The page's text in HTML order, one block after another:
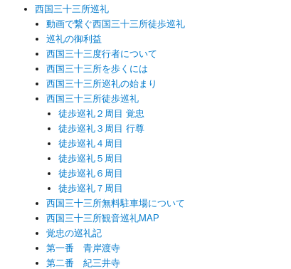
西国三十三所巡礼
動画で繋ぐ西国三十三所徒歩巡礼
巡礼の御利益
西国三十三度行者について
西国三十三所を歩くには
西国三十三所巡礼の始まり
西国三十三所徒歩巡礼
徒歩巡礼２周目 覚忠
徒歩巡礼３周目 行尊
徒歩巡礼４周目
徒歩巡礼５周目
徒歩巡礼６周目
徒歩巡礼７周目
西国三十三所無料駐車場について
西国三十三所観音巡礼MAP
覚忠の巡礼記
第一番 青岸渡寺
第二番 紀三井寺